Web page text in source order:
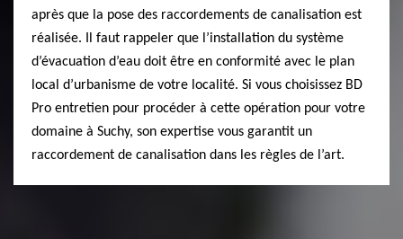
après que la pose des raccordements de canalisation est
réalisée. Il faut rappeler que l’installation du système
d’évacuation d’eau doit être en conformité avec le plan
local d’urbanisme de votre localité. Si vous choisissez BD
Pro entretien pour procéder à cette opération pour votre
domaine à Suchy, son expertise vous garantit un
raccordement de canalisation dans les règles de l’art.